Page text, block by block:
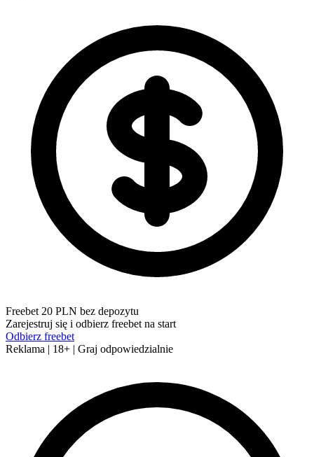
Freebet 20 PLN bez depozytu
Zarejestruj się i odbierz freebet na start
Odbierz freebet
Reklama | 18+ | Graj odpowiedzialnie